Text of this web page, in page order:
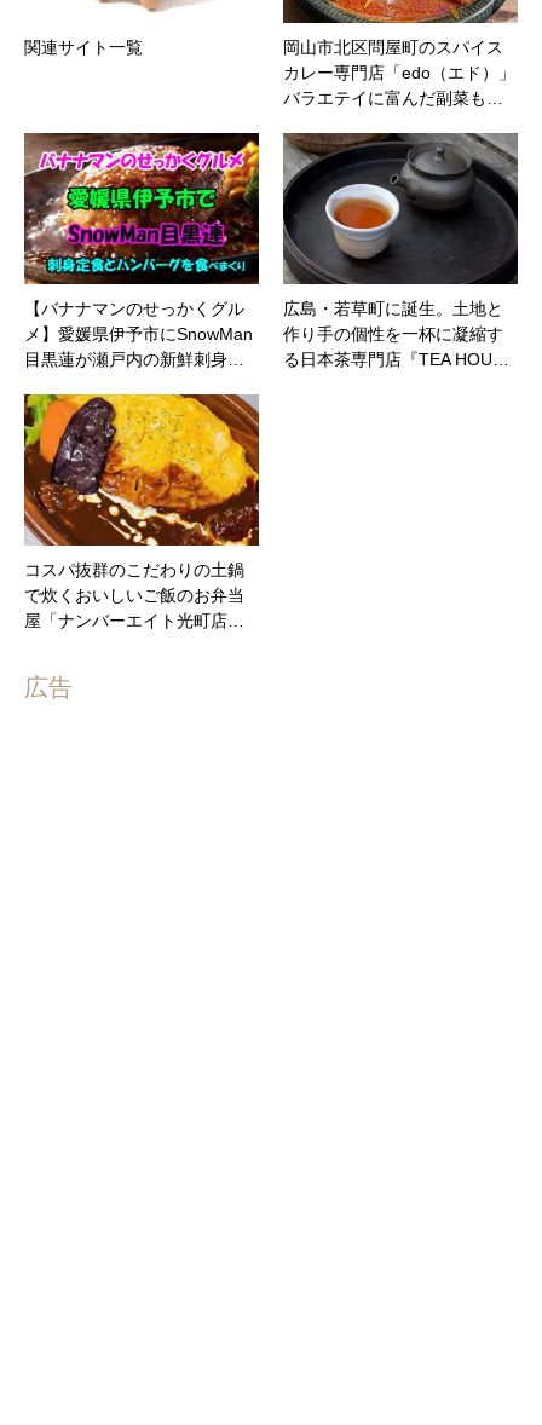
関連サイト一覧
岡山市北区問屋町のスパイス
カレー専門店「edo（エド）」
バラエテイに富んだ副菜も…
【バナナマンのせっかくグル
メ】愛媛県伊予市にSnowMan
目黒蓮が瀬戸内の新鮮刺身…
広島・若草町に誕生。土地と
作り手の個性を一杯に凝縮す
る日本茶専門店『TEA HOU…
コスパ抜群のこだわりの土鍋
で炊くおいしいご飯のお弁当
屋「ナンバーエイト光町店…
広告